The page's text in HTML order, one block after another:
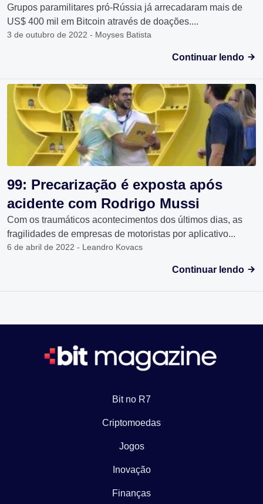
Grupos paramilitares pró-Rússia já arrecadaram mais de
US$ 400 mil em Bitcoin através de doações....
3 de outubro de 2022 - Moyses Batista
Continuar lendo
99: Precarização é exposta após
acidente com Rodrigo Mussi
Com os traumáticos acontecimentos dos últimos dias, as
fragilidades de empresas de motoristas por aplicativo...
6 de abril de 2022 - Leandro Kovacs
Continuar lendo
Bit no R7
Criptomoedas
Jogos
Inovação
Finanças